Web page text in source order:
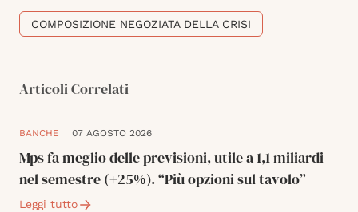
COMPOSIZIONE NEGOZIATA DELLA CRISI
Articoli Correlati
BANCHE 07 AGOSTO 2026
Mps fa meglio delle previsioni, utile a 1,1 miliardi
nel semestre (+25%). “Più opzioni sul tavolo”
Leggi tutto